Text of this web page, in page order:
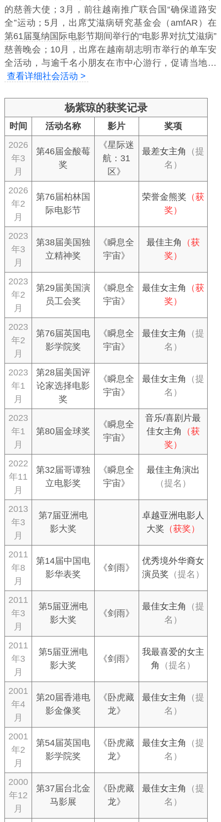
的慈善大使；3月，前往越南推广联合国“确保道路安
全”运动；5月，出席艾滋病研究基金会（amfAR）在
第61届戛纳国际电影节期间举行的“电影界对抗艾滋病”
慈善晚会；10月，出席在越南胡志明市举行的单车安
全活动，与逾千名小朋友在市中心游行，促请当地…
查看详细社会活动 >
杨紫琼的获奖记录
时间 活动名称 影片
奖项
2026
年3
月
第46届金酸莓
奖
《星际迷
航：31
区》
最差女主角
（提
名）
2026
年2
月
第76届柏林国
际电影节
荣誉金熊奖 （获
奖）
2023
年3
月
第38届美国独
立精神奖
《瞬息全
宇宙》
最佳主角
（获
奖）
2023
年2
月
第29届美国演
员工会奖
《瞬息全
宇宙》
最佳女主角
（获
奖）
2023
年2
月
第76届英国电
影学院奖
《瞬息全
宇宙》
最佳女主角
（提
名）
2023
年1
月
第28届美国评
论家选择电影
奖
《瞬息全
宇宙》
最佳女主角
（提
名）
2023
年1
月
第80届金球奖
《瞬息全
宇宙》
音乐/喜剧片最
佳女主角
（获
奖）
2022
年11
月
第32届哥谭独
立电影奖
《瞬息全
宇宙》
最佳主角演出
（提名）
2013
年3
月
第7届亚洲电
影大奖
卓越亚洲电影人
大奖 （获奖）
2011
年8
月
第14届中国电
影华表奖
《剑雨》
优秀境外华裔女
演员奖 （提名）
2011
年3
月
第5届亚洲电
影大奖
《剑雨》
最佳女主角
（提
名）
2011
年3
月
第5届亚洲电
影大奖
《剑雨》
我最喜爱的女主
角
（提名）
2001
年4
月
第20届香港电
影金像奖
《卧虎藏
龙》
最佳女主角
（提
名）
2001
年2
月
第54届英国电
影学院奖
《卧虎藏
龙》
最佳女主角
（提
名）
2000
年12
月
第37届台北金
马影展
《卧虎藏
龙》
最佳女主角
（提
名）